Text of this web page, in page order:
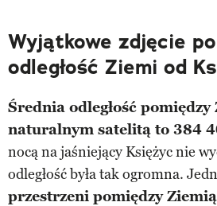
Wyjątkowe zdjęcie
odległość Ziemi od
Średnia odległość
naturalnym satelitą to 384
nocą na jaśniejący Księżyc nie
odległość była tak ogromna.
przestrzeni pomiędzy